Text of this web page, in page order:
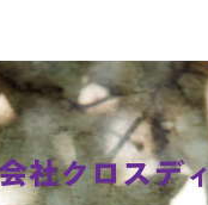
社クロスデ